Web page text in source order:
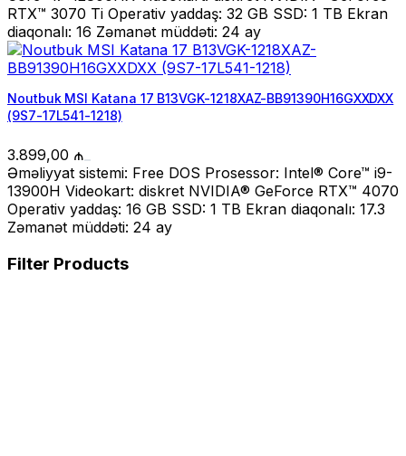
RTX™ 3070 Ti Operativ yaddaş: 32 GB SSD: 1 TB Ekran
diaqonalı: 16 Zəmanət müddəti: 24 ay
Noutbuk MSI Katana 17 B13VGK-1218XAZ-BB91390H16GXXDXX
(9S7-17L541-1218)
3.899,00 ₼
Əməliyyat sistemi: Free DOS Prosessor: Intel® Core™ i9-
13900H Videokart: diskret NVIDIA® GeForce RTX™ 4070
Operativ yaddaş: 16 GB SSD: 1 TB Ekran diaqonalı: 17.3
Zəmanət müddəti: 24 ay
Filter Products